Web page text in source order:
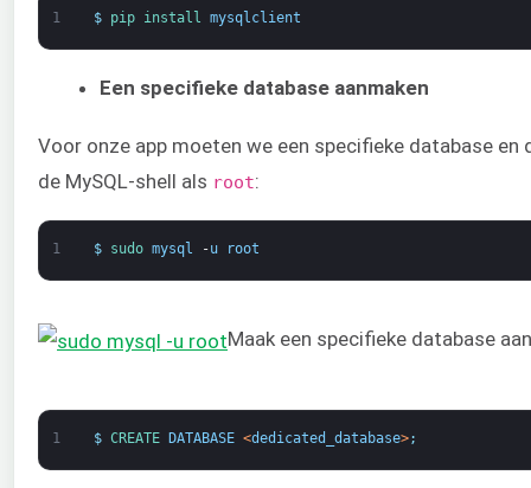
1 $ pip install mysqlclient
Een specifieke database aanmaken
Voor onze app moeten we een specifieke database
de MySQL-shell als root:
1 $ sudo mysql -u root
Maak een specifieke database
1 $ CREATE DATABASE <dedicated_database>;